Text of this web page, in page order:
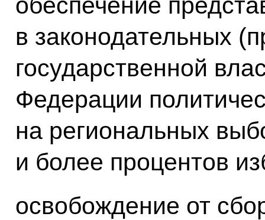
в законодательных
государственной
Федерации
на региональных
и более процентов
освобождение от